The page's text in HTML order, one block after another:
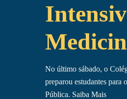
No último sábado, o
preparou estudantes para
Pública. Saiba Mais